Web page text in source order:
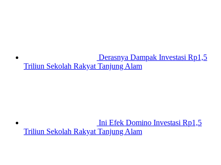
Derasnya Dampak Investasi Rp1,5
Triliun Sekolah Rakyat Tanjung Alam
Ini Efek Domino Investasi Rp1,5
Triliun Sekolah Rakyat Tanjung Alam